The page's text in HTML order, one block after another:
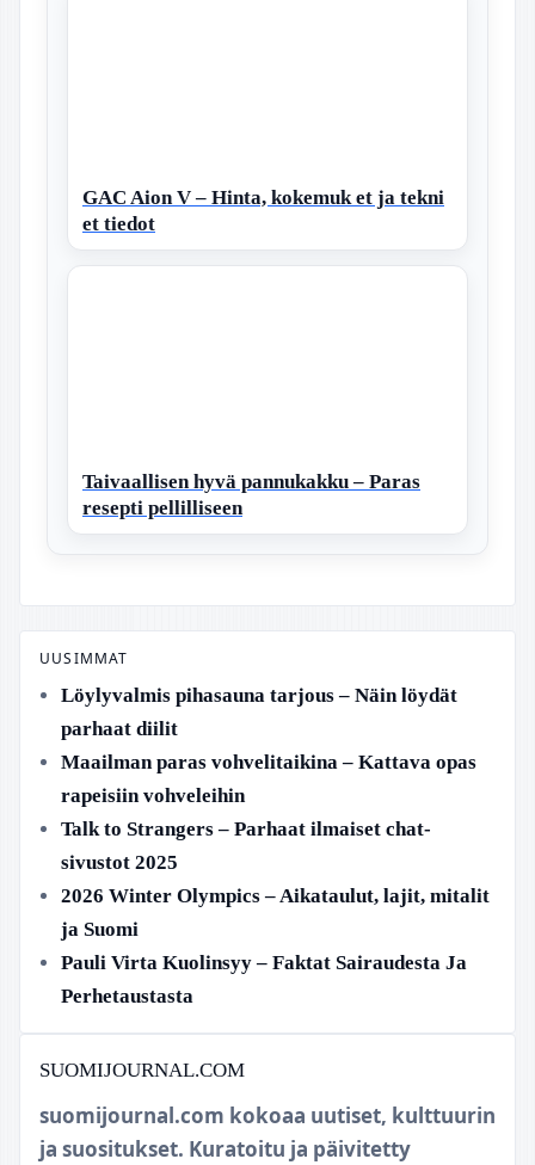
GAC Aion V – Hinta, kokemuk et ja tekni
et tiedot
Taivaallisen hyvä pannukakku – Paras
resepti pellilliseen
UUSIMMAT
Löylyvalmis pihasauna tarjous – Näin löydät
parhaat diilit
Maailman paras vohvelitaikina – Kattava opas
rapeisiin vohveleihin
Talk to Strangers – Parhaat ilmaiset chat-
sivustot 2025
2026 Winter Olympics – Aikataulut, lajit, mitalit
ja Suomi
Pauli Virta Kuolinsyy – Faktat Sairaudesta Ja
Perhetaustasta
SUOMIJOURNAL.COM
suomijournal.com kokoaa uutiset, kulttuurin
ja suositukset. Kuratoitu ja päivitetty